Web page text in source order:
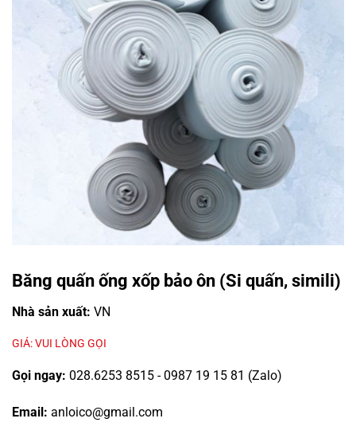
Băng quấn ống xốp bảo ôn (Si quấn, simili)
Nhà sản xuất: VN
GIÁ: VUI LÒNG GỌI
Gọi ngay: 028.6253 8515 - 0987 19 15 81 (Zalo)
Email: anloico@gmail.com